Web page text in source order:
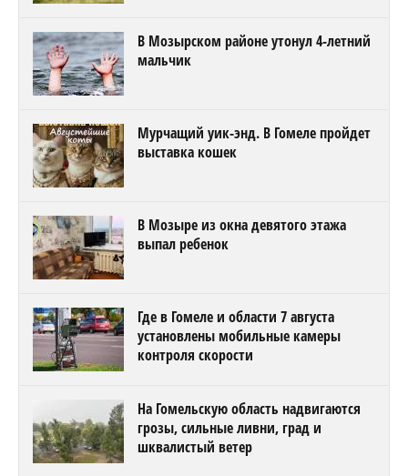
В Мозырском районе утонул 4-летний
мальчик
Мурчащий уик-энд. В Гомеле пройдет
выставка кошек
В Мозыре из окна девятого этажа
выпал ребенок
Где в Гомеле и области 7 августа
установлены мобильные камеры
контроля скорости
На Гомельскую область надвигаются
грозы, сильные ливни, град и
шквалистый ветер